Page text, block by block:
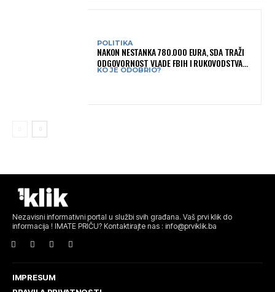
POLITIKA
NAKON NESTANKA 780.000 EURA, SDA TRAŽI
ODGOVORNOST VLADE FBIH I RUKOVODSTVA
IGMANA
KO JE ODOBRIO?
Nezavisni informativni portal u službi svih građana. Vaš prvi klik do
informacija ! IMATE PRIČU? Kontaktirajte nas : info@prviklik.ba
IMPRESUM